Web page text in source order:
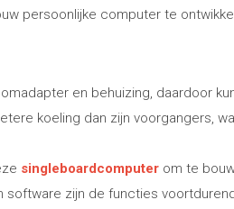
persoonlijke computer te
en behuizing, daardoor
koeling dan zijn voorgangers,
singleboardcomputer om te
software zijn de functies